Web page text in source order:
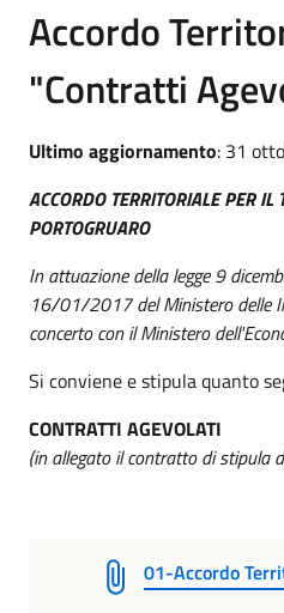
Accordo
"Contratti
Ultimo aggiornamento: 31
ACCORDO TERRITORIALE PER
PORTOGRUARO
In attuazione della legge 9
16/01/2017 del Ministero delle
concerto con il Ministero
Si conviene e stipula quanto
CONTRATTI AGEVOLATI
(in allegato il contratto di stipula
01-Accordo